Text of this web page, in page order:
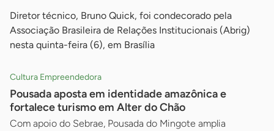
Diretor técnico, Bruno Quick, foi condecorado pela
Associação Brasileira de Relações Institucionais (Abrig)
nesta quinta-feira (6), em Brasília
Cultura Empreendedora
Pousada aposta em identidade amazônica e
fortalece turismo em Alter do Chão
Com apoio do Sebrae, Pousada do Mingote amplia